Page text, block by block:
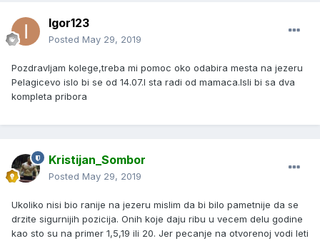
Igor123
Posted May 29, 2019
Pozdravljam kolege,treba mi pomoc oko odabira mesta na jezeru
Pelagicevo islo bi se od 14.07.I sta radi od mamaca.Isli bi sa dva
kompleta pribora
Kristijan_Sombor
Posted May 29, 2019
Ukoliko nisi bio ranije na jezeru mislim da bi bilo pametnije da se
drzite sigurnijih pozicija. Onih koje daju ribu u vecem delu godine
kao sto su na primer 1,5,19 ili 20. Jer pecanje na otvorenoj vodi leti